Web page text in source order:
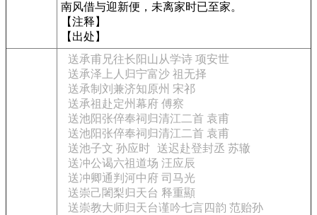
南风借与迎新便，未离家时已至家。
【注释】
【出处】
送承甫兄往长阳山从学诗 项安世
送承泽上人归宁富沙 祖无择
送承制刘兼济知原州 宋祁
送承祖赴定州幕府 傅察
送池阳张倅奉祠归清江二首 袁甫
送池阳张倅奉祠归清江二首 袁甫
送池子文 孙应时
送迟赴登封丞 苏辙
送冲公谒六祖道场 汪应辰
送冲卿通判河中府 司马光
送崇己闍梨归天台 释重顯
送崇教大师归天台谨吟七言四韵 范贻孙